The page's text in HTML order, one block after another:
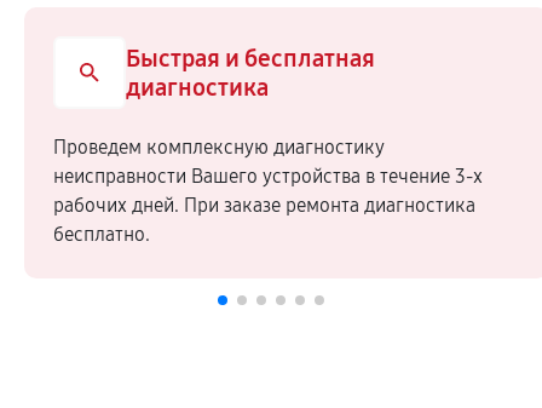
Быстрая и бесплатная
диагностика
Проведем комплексную диагностику
неисправности Вашего устройства в течение 3-х
рабочих дней. При заказе ремонта диагностика
бесплатно.